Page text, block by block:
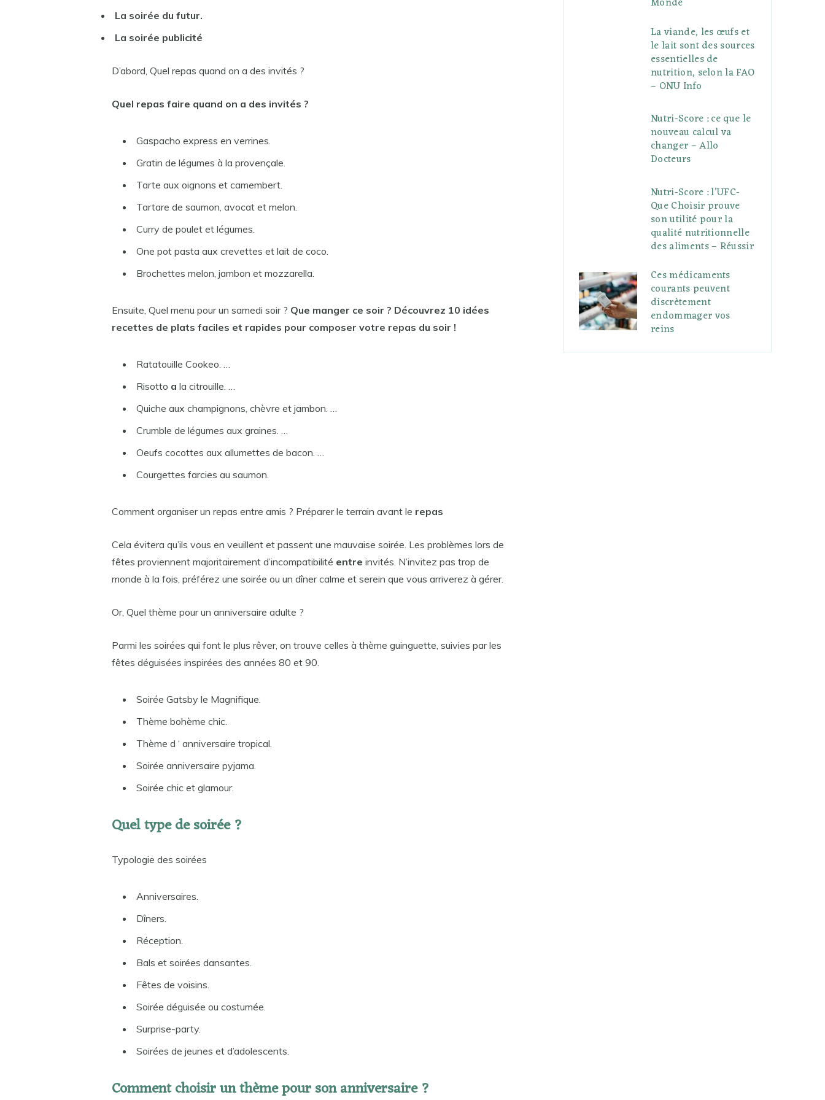
La soirée du futur.
La soirée publicité
D’abord, Quel repas quand on a des invités ?
Quel repas faire quand on a des invités ?
Gaspacho express en verrines.
Gratin de légumes à la provençale.
Tarte aux oignons et camembert.
Tartare de saumon, avocat et melon.
Curry de poulet et légumes.
One pot pasta aux crevettes et lait de coco.
Brochettes melon, jambon et mozzarella.
Ensuite, Quel menu pour un samedi soir ? Que manger ce soir ? Découvrez 10 idées
recettes de plats faciles et rapides pour composer votre repas du soir !
Ratatouille Cookeo. …
Risotto a la citrouille. …
Quiche aux champignons, chèvre et jambon. …
Crumble de légumes aux graines. …
Oeufs cocottes aux allumettes de bacon. …
Courgettes farcies au saumon.
Comment organiser un repas entre amis ? Préparer le terrain avant le repas
Cela évitera qu’ils vous en veuillent et passent une mauvaise soirée. Les problèmes lors de
fêtes proviennent majoritairement d’incompatibilité entre invités. N’invitez pas trop de
monde à la fois, préférez une soirée ou un dîner calme et serein que vous arriverez à gérer.
Or, Quel thème pour un anniversaire adulte ?
Parmi les soirées qui font le plus rêver, on trouve celles à thème guinguette, suivies par les
fêtes déguisées inspirées des années 80 et 90.
Soirée Gatsby le Magnifique.
Thème bohème chic.
Thème d ‘ anniversaire tropical.
Soirée anniversaire pyjama.
Soirée chic et glamour.
Quel type de soirée ?
Typologie des soirées
Anniversaires.
Dîners.
Réception.
Bals et soirées dansantes.
Fêtes de voisins.
Soirée déguisée ou costumée.
Surprise-party.
Soirées de jeunes et d’adolescents.
Comment choisir un thème pour son anniversaire ?
La viande, les œufs et
le lait sont des sources
essentielles de
nutrition, selon la FAO
– ONU Info
Nutri-Score : ce que le
nouveau calcul va
changer – Allo
Docteurs
Nutri-Score : l’UFC-
Que Choisir prouve
son utilité pour la
qualité nutritionnelle
des aliments – Réussir
Ces médicaments
courants peuvent
discrètement
endommager vos
reins